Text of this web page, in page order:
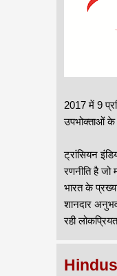
2017 में 9
उपभोक्ताओं के
ट्रांसियन
रणनीति है जो
भारत के
शानदार
रही